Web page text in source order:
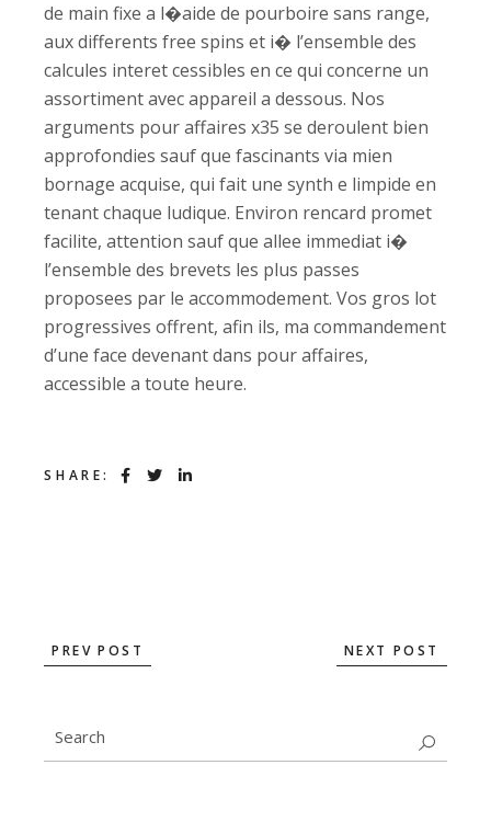
de main fixe a l�aide de pourboire sans range,
aux differents free spins et i� l’ensemble des
calcules interet cessibles en ce qui concerne un
assortiment avec appareil a dessous. Nos
arguments pour affaires x35 se deroulent bien
approfondies sauf que fascinants via mien
bornage acquise, qui fait une synth e limpide en
tenant chaque ludique. Environ rencard promet
facilite, attention sauf que allee immediat i�
l’ensemble des brevets les plus passes
proposees par le accommodement. Vos gros lot
progressives offrent, afin ils, ma commandement
d’une face devenant dans pour affaires,
accessible a toute heure.
SHARE:
PREV POST NEXT POST
Search
for: